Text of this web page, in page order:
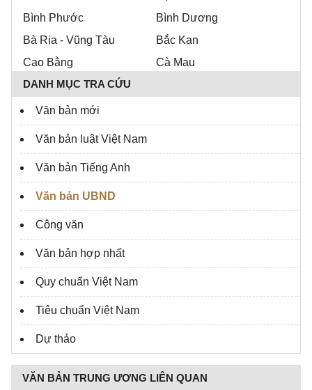
Bình Phước
Bình Dương
Bà Rịa - Vũng Tàu
Bắc Kạn
Cao Bằng
Cà Mau
Đồng Nai
Đắk Lắk
Điện Biên
Gia Lai
Hà Tĩnh
Hậu Giang
Hà Tây
Hòa Bình
Hưng Yên
Khánh Hòa
Kiên Giang
Lạng Sơn
Lâm Đồng
Ninh Bình
Ninh Thuận
Phú Yên
Phú Thọ
DANH MỤC TRA CỨU
Văn bản mới
Văn bản luật Việt Nam
Văn bản Tiếng Anh
Văn bản UBND
Công văn
Văn bản hợp nhất
Quy chuẩn Việt Nam
Tiêu chuẩn Việt Nam
Dự thảo
VĂN BẢN TRUNG ƯƠNG LIÊN QUAN